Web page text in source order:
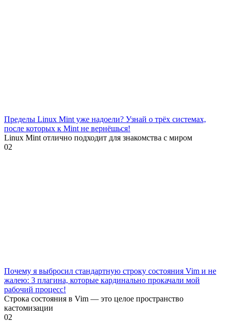
Пределы Linux Mint уже надоели? Узнай о трёх системах,
после которых к Mint не вернёшься!
Linux Mint отлично подходит для знакомства с миром
02
Почему я выбросил стандартную строку состояния Vim и не
жалею: 3 плагина, которые кардинально прокачали мой
рабочий процесс!
Строка состояния в Vim — это целое пространство
кастомизации
02